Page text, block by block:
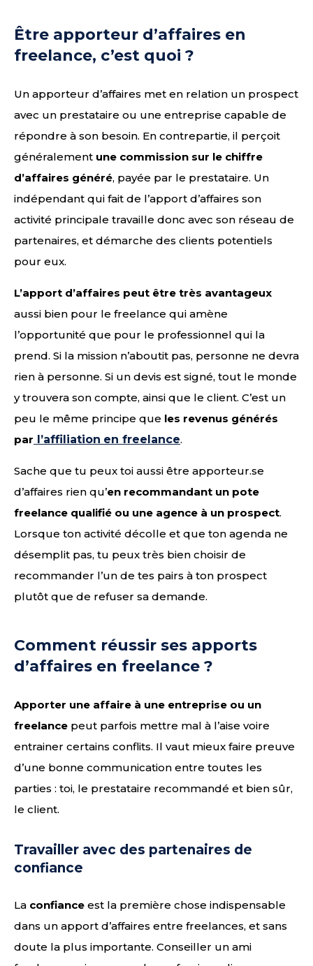
Être apporteur d’affaires en
freelance, c’est quoi ?
Un apporteur d’affaires met en relation un prospect
avec un prestataire ou une entreprise capable de
répondre à son besoin. En contrepartie, il perçoit
généralement une commission sur le chiffre
d’affaires généré, payée par le prestataire. Un
indépendant qui fait de l’apport d’affaires son
activité principale travaille donc avec son réseau de
partenaires, et démarche des clients potentiels
pour eux.
L’apport d’affaires peut être très avantageux
aussi bien pour le freelance qui amène
l’opportunité que pour le professionnel qui la
prend. Si la mission n’aboutit pas, personne ne devra
rien à personne. Si un devis est signé, tout le monde
y trouvera son compte, ainsi que le client. C’est un
peu le même principe que les revenus générés
par l’affiliation en freelance.
Sache que tu peux toi aussi être apporteur.se
d’affaires rien qu’en recommandant un pote
freelance qualifié ou une agence à un prospect.
Lorsque ton activité décolle et que ton agenda ne
désemplit pas, tu peux très bien choisir de
recommander l’un de tes pairs à ton prospect
plutôt que de refuser sa demande.
Comment réussir ses apports
d’affaires en freelance ?
Apporter une affaire à une entreprise ou un
freelance peut parfois mettre mal à l’aise voire
entrainer certains conflits. Il vaut mieux faire preuve
d’une bonne communication entre toutes les
parties : toi, le prestataire recommandé et bien sûr,
le client.
Travailler avec des partenaires de
confiance
La confiance est la première chose indispensable
dans un apport d’affaires entre freelances, et sans
doute la plus importante. Conseiller un ami